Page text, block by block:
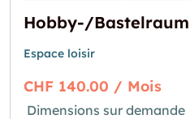
Hobby-/Bastelraum
Espace loisir
CHF 140.00 / Mois
Dimensions sur demande